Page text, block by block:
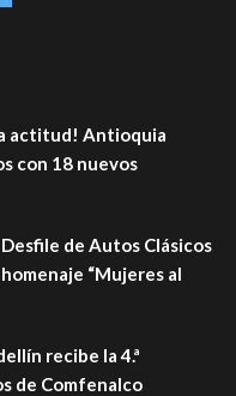
actitud! Antioquia
con 18 nuevos
de Autos Clásicos
“Mujeres al
recibe la 4.ª
de Comfenalco